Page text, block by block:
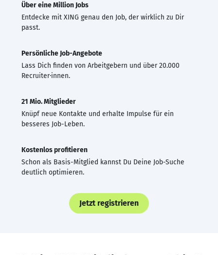
Über eine Million Jobs
Entdecke mit XING genau den Job, der wirklich zu Dir
passt.
Persönliche Job-Angebote
Lass Dich finden von Arbeitgebern und über 20.000
Recruiter·innen.
21 Mio. Mitglieder
Knüpf neue Kontakte und erhalte Impulse für ein
besseres Job-Leben.
Kostenlos profitieren
Schon als Basis-Mitglied kannst Du Deine Job-Suche
deutlich optimieren.
Jetzt registrieren